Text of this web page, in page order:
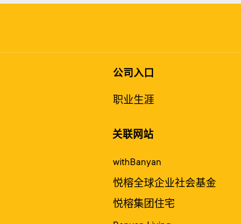
公司入口
职业生涯
关联网站
withBanyan
悦榕全球企业社会基金
悦榕集团住宅